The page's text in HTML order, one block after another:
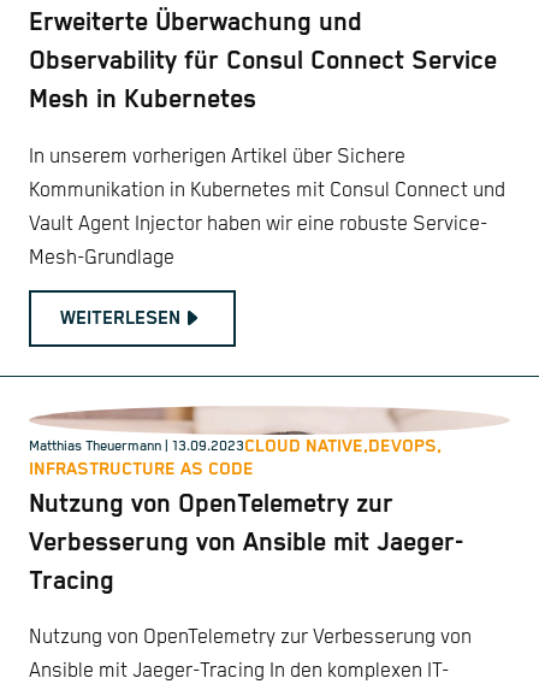
Erweiterte Überwachung und
Observability für Consul Connect Service
Mesh in Kubernetes
In unserem vorherigen Artikel über Sichere
Kommunikation in Kubernetes mit Consul Connect und
Vault Agent Injector haben wir eine robuste Service-
Mesh-Grundlage
WEITERLESEN
Matthias Theuermann | 13.09.2023CLOUD NATIVE,DEVOPS,
INFRASTRUCTURE AS CODE
Nutzung von OpenTelemetry zur
Verbesserung von Ansible mit Jaeger-
Tracing
Nutzung von OpenTelemetry zur Verbesserung von
Ansible mit Jaeger-Tracing In den komplexen IT-